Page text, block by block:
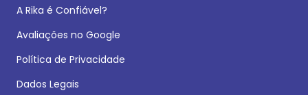
A Rika é Confiável?
Avaliações no Google
Política de Privacidade
Dados Legais